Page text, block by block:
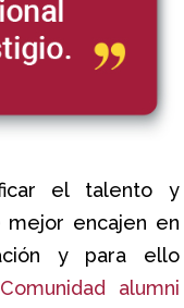
el talento y
mejor encajen en
y para ello
Comunidad alumni